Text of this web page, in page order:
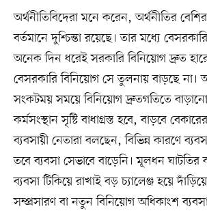
অর্থনীতিবিদেরা মনে করেন, অর্থনীতির
বর্তমানে দুশ্চিন্তা রয়েছে। তার মধ্যে
অনেক দিন ধরেই সরকারি বিনিয়োগ দ্রুত
বেসরকারি বিনিয়োগ সে তুলনায় বাড়ছে না।
সংকটময় সময়ে বিনিয়োগ দ্রুতগতিতে
কর্মসংস্থান সৃষ্টি বাধাগ্রস্ত হবে, বাড়বে
ব্যবসায়ী নেতারা বলছেন, বিভিন্ন কারণে
তবে ব্যবসা সেভাবে বাড়েনি। মূলধন ঘাটতির
ব্যবসা টিকিয়ে রাখাই বড় চ্যালেঞ্জ হয়ে
সম্প্রসারণ বা নতুন বিনিয়োগ অধিকাংশ